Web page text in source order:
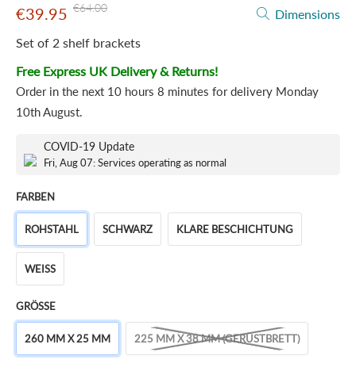
Dimensions
€39.95 €64.00
Set of 2 shelf brackets
Free Express UK Delivery & Returns!
Order in the next 10 hours 8 minutes for delivery Monday
10th August.
COVID-19 Update
Fri, Aug 07: Services operating as normal
FARBEN
ROHSTAHL SCHWARZ KLARE BESCHICHTUNG
WEISS
GRÖSSE
260 MM X 25 MM 225 MM X 38 MM (GERÜSTBRETT)